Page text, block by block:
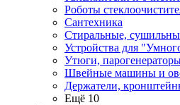
Роботы
Сантехника
Стиральные,
Устройства для
Утюги,
Швейные машины и
Держатели,
Ещё 10